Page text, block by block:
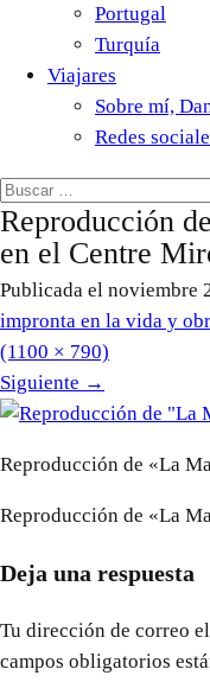
Portugal
Turquía
Viajares
Sobre mí,
Redes
Buscar:
Reproducción
en el Centre
Publicada el noviembre
impronta en la vida y
(1100 × 790)
Siguiente →
Reproducción de «La
Reproducción de «La
Deja una respuesta
Tu dirección de correo
campos obligatorios